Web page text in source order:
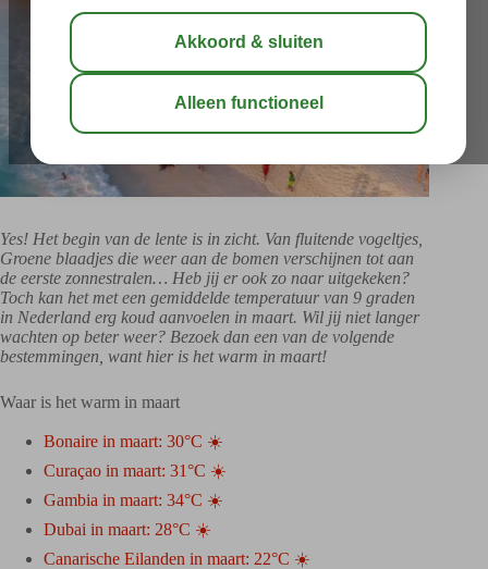
Yes! Het begin van de lente is in zicht. Van fluitende vogeltjes,
Groene blaadjes die weer aan de bomen verschijnen tot aan
de eerste zonnestralen… Heb jij er ook zo naar uitgekeken?
Toch kan het met een gemiddelde temperatuur van 9 graden
in Nederland erg koud aanvoelen in maart. Wil jij niet langer
wachten op beter weer? Bezoek dan een van de volgende
bestemmingen, want hier is het warm in maart!
Waar is het warm in maart
Bonaire in maart: 30°C ☀️
Curaçao in maart: 31°C ☀️
Gambia in maart: 34°C ☀️
Dubai in maart: 28°C ☀️
Canarische Eilanden in maart: 22°C ☀️